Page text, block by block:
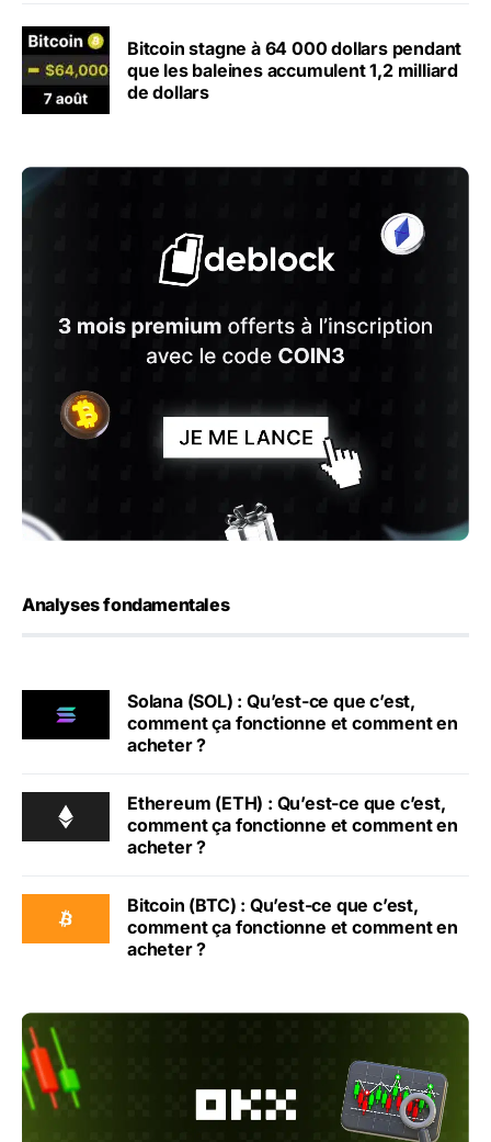
Bitcoin stagne à 64 000 dollars pendant
que les baleines accumulent 1,2 milliard
de dollars
Analyses fondamentales
Solana (SOL) : Qu’est-ce que c’est,
comment ça fonctionne et comment en
acheter ?
Ethereum (ETH) : Qu’est-ce que c’est,
comment ça fonctionne et comment en
acheter ?
Bitcoin (BTC) : Qu’est-ce que c’est,
comment ça fonctionne et comment en
acheter ?